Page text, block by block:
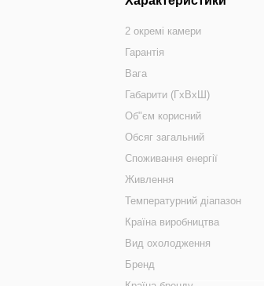
2 окремі камери
Гарантія
Вага
Габарити (ГхВхШ)
Об"єм корисний
Обсяг загальний
Споживання енергії
Живлення
Температурний діапазон
Країна виробництва
Вид охолодження
Бренд